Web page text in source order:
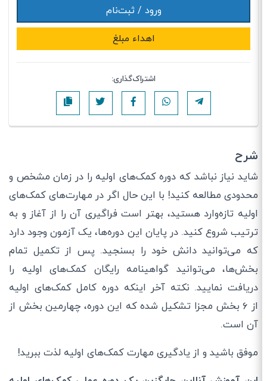
ورود / ثبت‌نام
اهداء مبلغ
اشتراک‌گذاری:
شرح
شاید نیاز نباشد که دوره کمک‎‌های اولیه را در زمان مشخص و
محدودی مطالعه کنید! با این حال اگر در مهارت‌های کمک‌های
اولیه تازه‌وارد هستید، بهتر است فراگیری آن را از آغاز و به
ترتیب شروع کنید. در پایان این دوره‌ها، یک آزمون وجود دارد
که می‎‌توانید دانش خود را بسنجید. پس از تکمیل تمام
بخش‎‌ها، می‌‎توانید گواهینامه رایگان کمک‎‎‌های اولیه را
دریافت نمایید. نکته آخر اینکه دوره کامل کمک‎‌های اولیه
از ۶ بخش مجزا تشکیل شده که این دوره، چهارمین بخش از
آن است.
موفق باشید و از یادگیری مهارت کمک‌‎های اولیه لذت ببرید!